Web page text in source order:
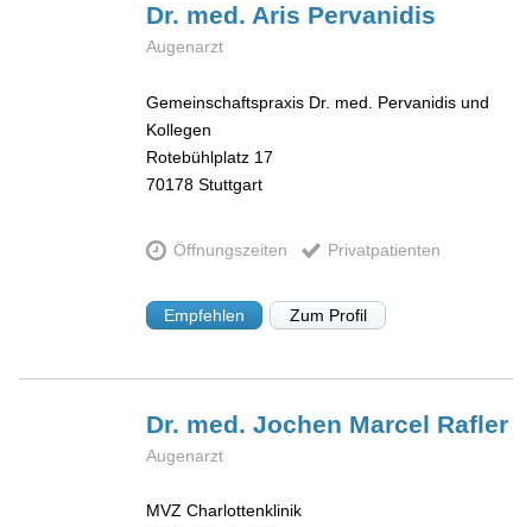
Dr. med. Aris Pervanidis
Augenarzt
Gemeinschaftspraxis Dr. med. Pervanidis und
Kollegen
Rotebühlplatz 17
70178 Stuttgart
Öffnungszeiten Privatpatienten
Empfehlen Zum Profil
Dr. med. Jochen Marcel Rafler
Augenarzt
MVZ Charlottenklinik